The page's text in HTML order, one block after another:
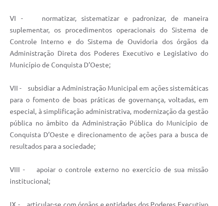
VI - normatizar, sistematizar e padronizar, de maneira
suplementar, os procedimentos operacionais do Sistema de
Controle Interno e do Sistema de Ouvidoria dos órgãos da
Administração Direta dos Poderes Executivo e Legislativo do
Município de Conquista D’Oeste;
VII - subsidiar a Administração Municipal em ações sistemáticas
para o fomento de boas práticas de governança, voltadas, em
especial, à simplificação administrativa, modernização da gestão
pública no âmbito da Administração Pública do Município de
Conquista D’Oeste e direcionamento de ações para a busca de
resultados para a sociedade;
VIII - apoiar o controle externo no exercício de sua missão
institucional;